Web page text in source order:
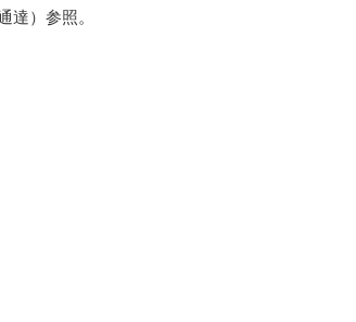
）参照。